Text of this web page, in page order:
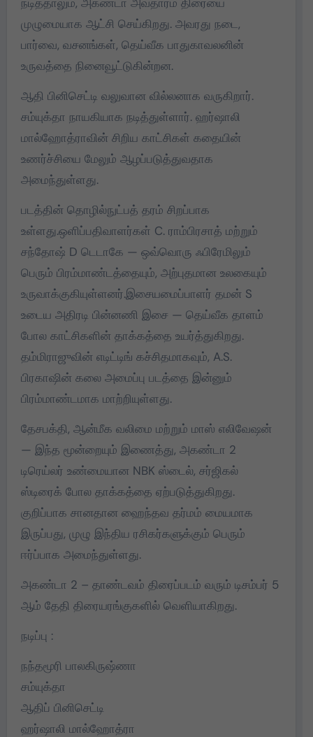
முழுமையாக ஆட்சி செய்கிறது. அவரது நடை,
பார்வை, வசனங்கள், தெய்வீக பாதுகாவலனின்
உருவத்தை நினைவூட்டுகின்றன.
ஆதி பினிசெட்டி வலுவான வில்லனாக வருகிறார்.
சம்யுக்தா நாயகியாக நடித்துள்ளார். ஹர்ஷாலி
மால்ஹோத்ராவின் சிறிய காட்சிகள் கதையின்
உணர்ச்சியை மேலும் ஆழப்படுத்துவதாக
அமைந்துள்ளது.
படத்தின் தொழில்நுட்பத் தரம் சிறப்பாக
உள்ளது.ஒளிப்பதிவாளர்கள் C. ராம்பிரசாத் மற்றும்
சந்தோஷ் D டெடாகே — ஒவ்வொரு ஃபிரேமிலும்
பெரும் பிரம்மாண்டத்தையும், அற்புதமான உலகையும்
உருவாக்குகியுள்ளனர்.இசையமைப்பாளர் தமன் S
உடைய அதிரடி பின்னணி இசை — தெய்வீக தாளம்
போல காட்சிகளின் தாக்கத்தை உயர்த்துகிறது.
தம்மிராஜுவின் எடிட்டிங் கச்சிதமாகவும், A.S.
பிரகாஷின் கலை அமைப்பு படத்தை இன்னும்
பிரம்மாண்டமாக மாற்றியுள்ளது.
தேசபக்தி, ஆன்மீக வலிமை மற்றும் மாஸ் எலிவேஷன்
— இந்த மூன்றையும் இணைத்து, அகண்டா 2
டிரெய்லர் உண்மையான NBK ஸ்டைல், சர்ஜிகல்
ஸ்டிரைக் போல தாக்கத்தை ஏற்படுத்துகிறது.
குறிப்பாக சானதான ஹைந்தவ தர்மம் மையமாக
இருப்பது, முழு இந்திய ரசிகர்களுக்கும் பெரும்
ஈர்ப்பாக அமைந்துள்ளது.
அகண்டா 2 – தாண்டவம் திரைப்படம் வரும் டிசம்பர் 5
ஆம் தேதி திரையரங்குகளில் வெளியாகிறது.
நடிப்பு :
நந்தமூரி பாலகிருஷ்ணா
சம்யுக்தா
ஆதிப் பினிசெட்டி
ஹர்ஷாலி மால்ஹோத்ரா